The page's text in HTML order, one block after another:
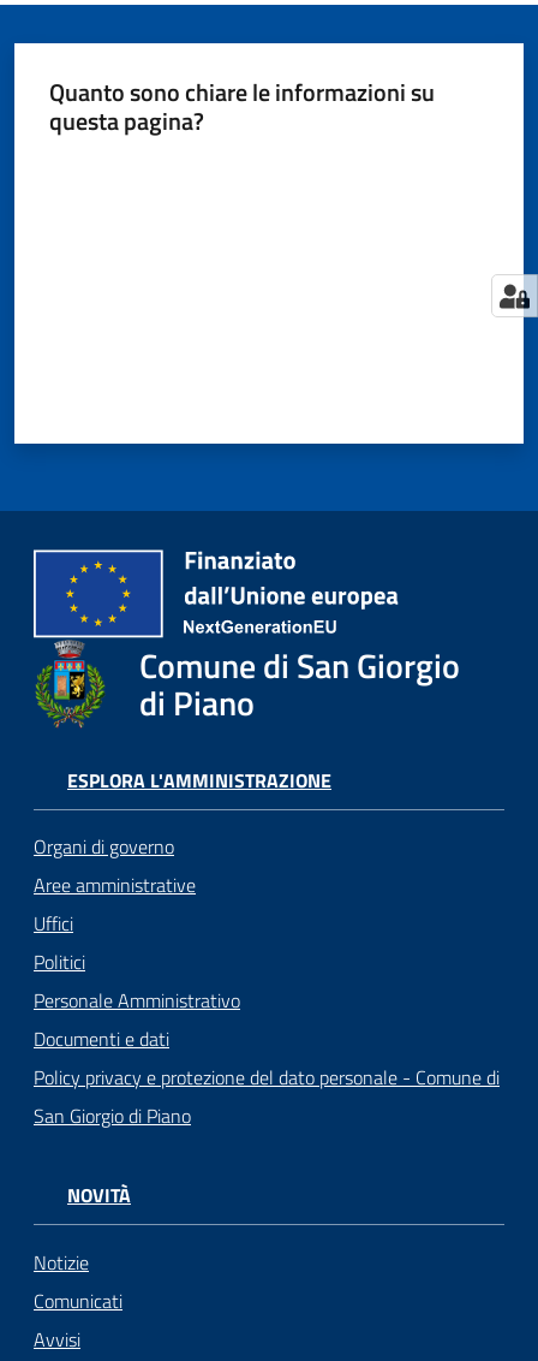
Quanto sono chiare le informazioni su
questa pagina?
Comune di San Giorgio
di Piano
ESPLORA L'AMMINISTRAZIONE
Organi di governo
Aree amministrative
Uffici
Politici
Personale Amministrativo
Documenti e dati
Policy privacy e protezione del dato personale - Comune di
San Giorgio di Piano
NOVITÀ
Notizie
Comunicati
Avvisi